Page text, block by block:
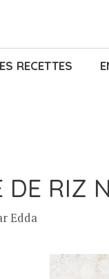
RECETTES
DE RIZ
Edda